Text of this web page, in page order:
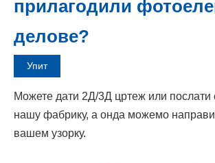
прилагодили
делове?
Упит
Можете дати 2Д/3Д цртеж или послати
нашу фабрику, а онда можемо
вашем узорку.